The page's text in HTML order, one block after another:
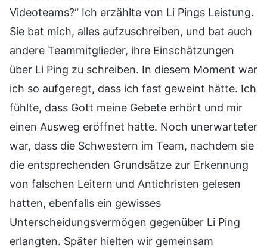
Videoteams?“ Ich erzählte von Li Pings Leistung.
Sie bat mich, alles aufzuschreiben, und bat auch
andere Teammitglieder, ihre Einschätzungen
über Li Ping zu schreiben. In diesem Moment war
ich so aufgeregt, dass ich fast geweint hätte. Ich
fühlte, dass Gott meine Gebete erhört und mir
einen Ausweg eröffnet hatte. Noch unerwarteter
war, dass die Schwestern im Team, nachdem sie
die entsprechenden Grundsätze zur Erkennung
von falschen Leitern und Antichristen gelesen
hatten, ebenfalls ein gewisses
Unterscheidungsvermögen gegenüber Li Ping
erlangten. Später hielten wir gemeinsam